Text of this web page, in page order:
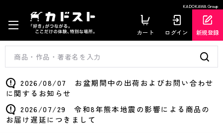
KADOKAWA Group
カート ログイン 新規登録
2026/08/07 お盆期間中の出荷およびお問い合わせ
に関するお知らせ
2026/07/29 令和8年熊本地震の影響による商品の
お届け遅延につきまして